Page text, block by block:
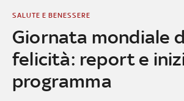
Giornata mondiale
felicità: report e
programma
SALUTE E BENESSERE